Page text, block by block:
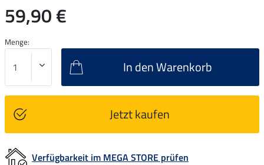
59,90 €
Menge:
In den Warenkorb
Jetzt kaufen
Verfügbarkeit im MEGA STORE prüfen